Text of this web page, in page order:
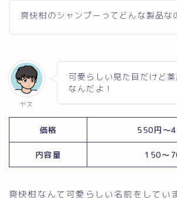
爽快柑のシャンプーってどんな製品な
ヤス
可愛らしい見た目だけど
なんだよ！
価格 550円〜
内容量 150〜
爽快柑なんて可愛らしい名前をしてい